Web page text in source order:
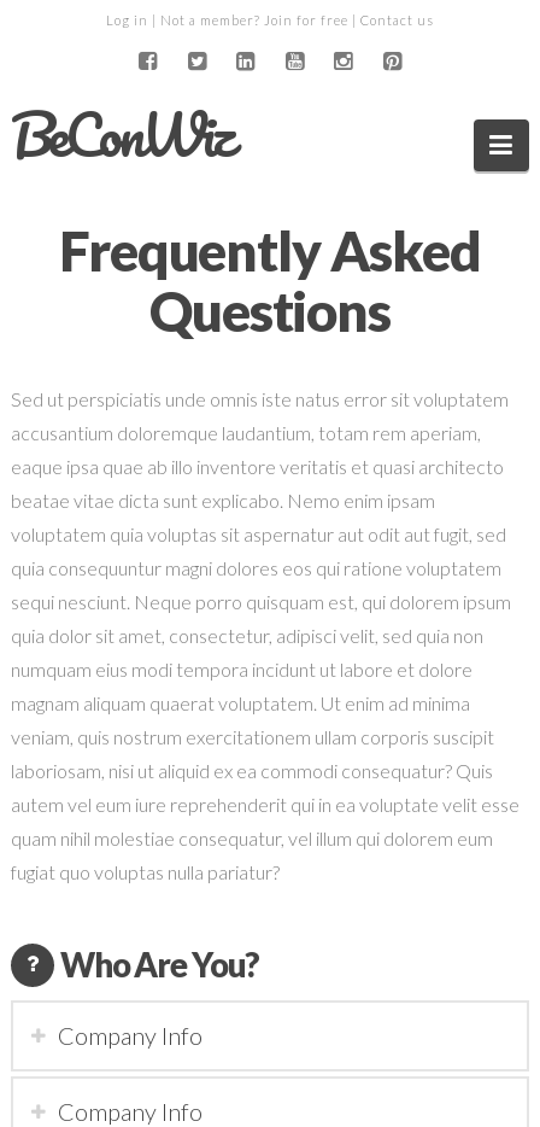
Log in | Not a member? Join for free | Contact us
BeConWiz
Frequently Asked
Questions
Sed ut perspiciatis unde omnis iste natus error sit voluptatem
accusantium doloremque laudantium, totam rem aperiam,
eaque ipsa quae ab illo inventore veritatis et quasi architecto
beatae vitae dicta sunt explicabo. Nemo enim ipsam
voluptatem quia voluptas sit aspernatur aut odit aut fugit, sed
quia consequuntur magni dolores eos qui ratione voluptatem
sequi nesciunt. Neque porro quisquam est, qui dolorem ipsum
quia dolor sit amet, consectetur, adipisci velit, sed quia non
numquam eius modi tempora incidunt ut labore et dolore
magnam aliquam quaerat voluptatem. Ut enim ad minima
veniam, quis nostrum exercitationem ullam corporis suscipit
laboriosam, nisi ut aliquid ex ea commodi consequatur? Quis
autem vel eum iure reprehenderit qui in ea voluptate velit esse
quam nihil molestiae consequatur, vel illum qui dolorem eum
fugiat quo voluptas nulla pariatur?
Who Are You?
Company Info
Company Info